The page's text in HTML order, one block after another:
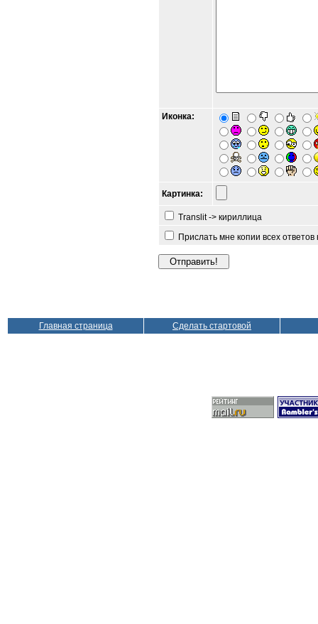
Иконка:
Картинка:
Translit -> кириллица
Прислать мне копии всех
Главная страница Сделать стартовой